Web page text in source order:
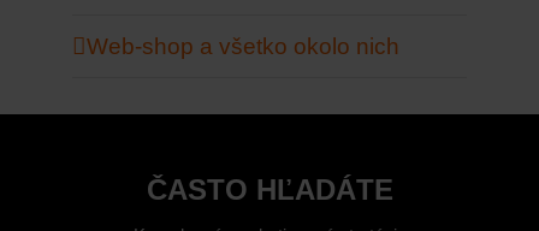
Web-shop a všetko okolo nich
ČASTO HĽADÁTE